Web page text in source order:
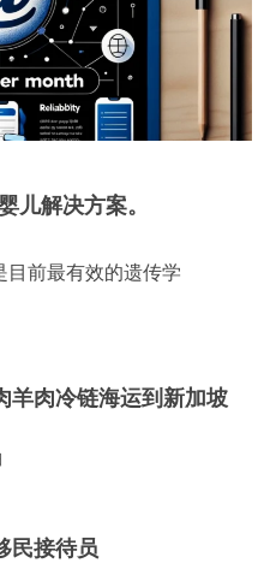
儿解决方案。
目前最有效的遗传学
羊肉冷链海运到新加坡
民接待员